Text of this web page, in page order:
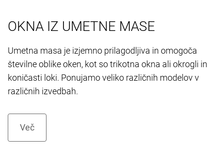
OKNA IZ UMETNE MASE
Umetna masa je izjemno prilagodljiva in omogoča
številne oblike oken, kot so trikotna okna ali okrogli in
koničasti loki. Ponujamo veliko različnih modelov v
različnih izvedbah.